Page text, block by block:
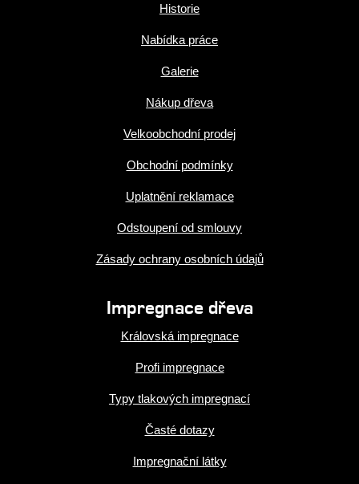
Historie
Nabídka práce
Galerie
Nákup dřeva
Velkoobchodní prodej
Obchodní podmínky
Uplatnění reklamace
Odstoupení od smlouvy
Zásady ochrany osobních údajů
Impregnace dřeva
Královská impregnace
Profi impregnace
Typy tlakových impregnací
Časté dotazy
Impregnační látky